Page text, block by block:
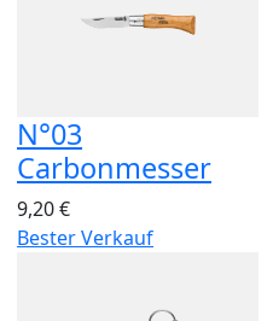
N°03
Carbonmesser
9,20 €
Bester Verkauf